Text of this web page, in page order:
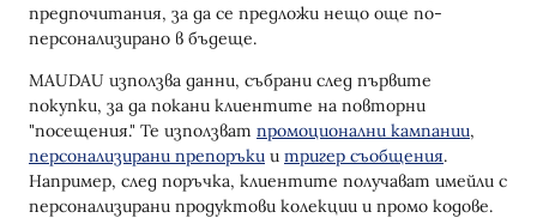
предпочитания, за да се предложи нещо още по-
персонализирано в бъдеще.
MAUDAU използва данни, събрани след първите
покупки, за да покани клиентите на повторни
"посещения." Те използват промоционални кампании,
персонализирани препоръки и тригер съобщения.
Например, след поръчка, клиентите получават имейли с
персонализирани продуктови колекции и промо кодове.